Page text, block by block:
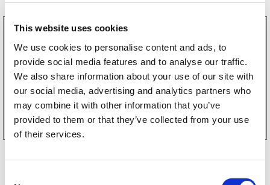
This website uses cookies
We use cookies to personalise content and ads, to
provide social media features and to analyse our traffic.
We also share information about your use of our site with
our social media, advertising and analytics partners who
may combine it with other information that you’ve
provided to them or that they’ve collected from your use
of their services.
1020100
Akselpakke til tilhenger Knott 1050 kg 1000/1450
4×100
16 631
kr (13305kr eks. mva)
Kjøp på nett